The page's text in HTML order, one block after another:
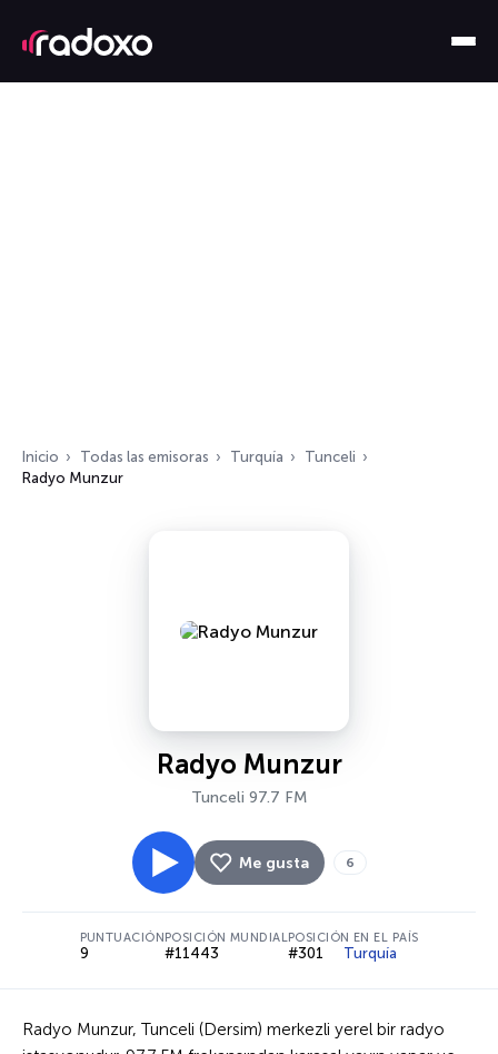
Inicio Todas las emisoras Turquía
Tunceli
Radyo Munzur
Radyo Munzur
Tunceli 97.7 FM
Me gusta 6
PUNTUACIÓN
9
POSICIÓN MUNDIAL
#11443
POSICIÓN EN EL PAÍS
#301 Turquía
Radyo Munzur, Tunceli (Dersim) merkezli yerel bir radyo